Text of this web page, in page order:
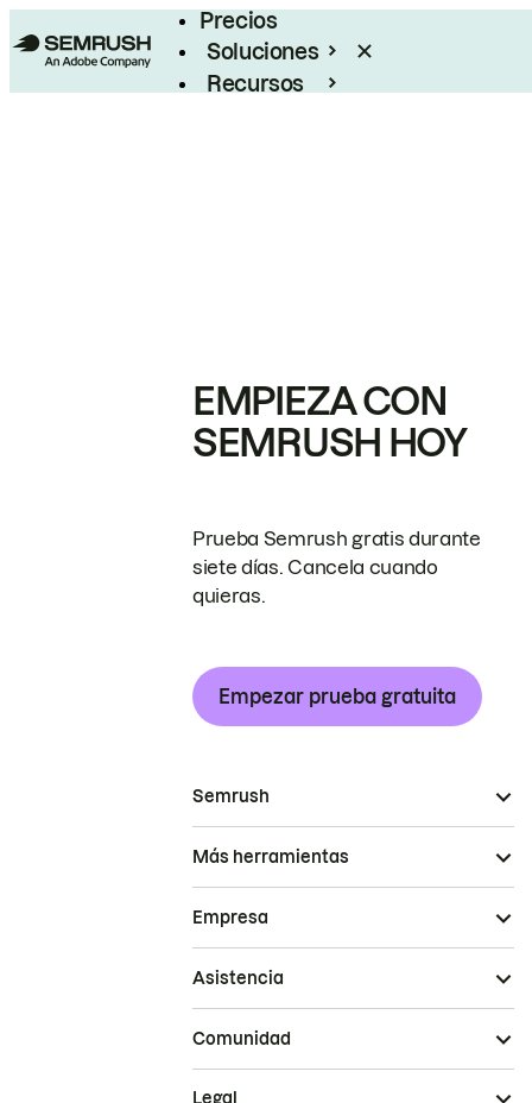
Precios
Soluciones
Recursos
EMPIEZA CON
SEMRUSH HOY
Prueba Semrush gratis durante
siete días. Cancela cuando
quieras.
Empezar prueba gratuita
Semrush
Más herramientas
Empresa
Asistencia
Comunidad
Legal